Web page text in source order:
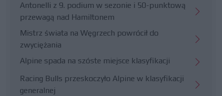
Antonelli z 9. podium w sezonie i 50-punktową
przewagą nad Hamiltonem
Mistrz świata na Węgrzech powrócił do
zwyciężania
Alpine spada na szóste miejsce klasyfikacji
Racing Bulls przeskoczyło Alpine w klasyfikacji
generalnej